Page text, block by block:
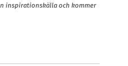
inspirationskälla och kommer